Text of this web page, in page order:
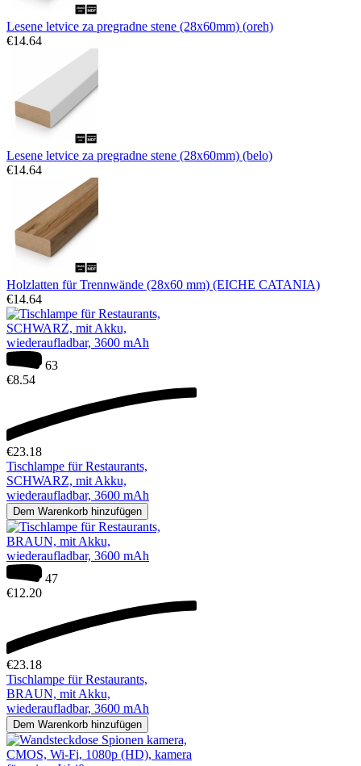
Lesene letvice za pregradne stene (28x60mm) (oreh)
€14.64
Lesene letvice za pregradne stene (28x60mm) (belo)
€14.64
Holzlatten für Trennwände (28x60 mm) (EICHE CATANIA)
€14.64
63
€8.54
€23.18
Tischlampe für Restaurants,
SCHWARZ, mit Akku,
wiederaufladbar, 3600 mAh
Dem Warenkorb hinzufügen
47
€12.20
€23.18
Tischlampe für Restaurants,
BRAUN, mit Akku,
wiederaufladbar, 3600 mAh
Dem Warenkorb hinzufügen